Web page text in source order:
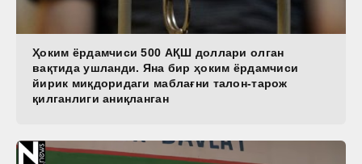
Ҳоким ёрдамчиси 500 АҚШ доллари олган
вақтида ушланди. Яна бир ҳоким ёрдамчиси
йирик миқдоридаги маблағни талон-тарож
қилганлиги аниқланган